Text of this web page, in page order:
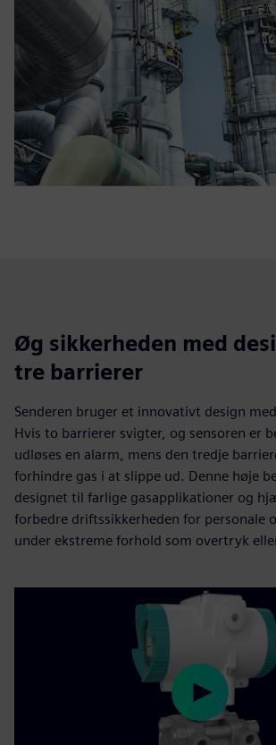
Øg sikkerheden med
tre barrierer
Senderen bruger et innovativt design
Hvis to barrierer svigter, og sensoren er
udløses en alarm, mens den tredje
forhindre gas i at slippe ud. Denne høje
designet til farlige gasapplikationer og
forbedre driftssikkerheden for personale
under ekstreme forhold som overtryk
Play